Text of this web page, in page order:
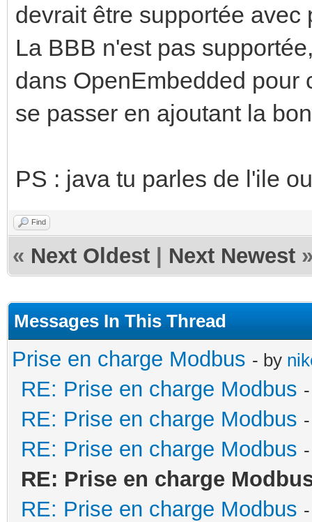
devrait être supportée avec
La BBB n'est pas
dans OpenEmbedded pour
se passer en ajoutant la
PS : java tu parles de l'ile
Find
« Next Oldest Next Newest
Messages In This Thread
Prise en charge Modbus - by
RE: Prise en charge Modbus
RE: Prise en charge Modbus
RE: Prise en charge Modbus
RE: Prise en charge
RE: Prise en charge Modbus